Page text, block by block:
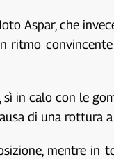
Aspar, che
ritmo
in calo con le
di una
mentre in